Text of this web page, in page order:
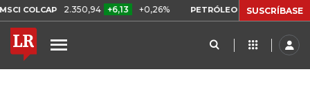
COLCAP 2.350,94 +6,13 +0,26% PETRÓLEO WTI US$ 78,01
SUSCRÍBASE